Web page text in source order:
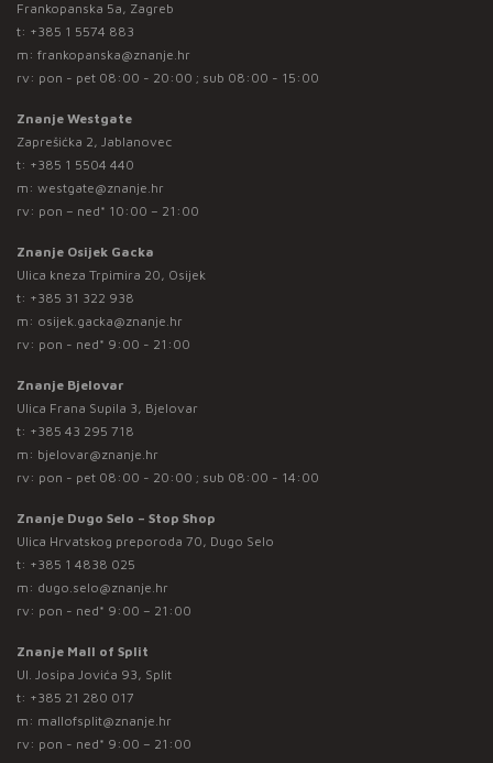
Frankopanska 5a, Zagreb
t: +385 1 5574 883
m: frankopanska@znanje.hr
rv: pon - pet 08:00 - 20:00 ; sub 08:00 - 15:00
Znanje Westgate
Zaprešićka 2, Jablanovec
t: +385 1 5504 440
m: westgate@znanje.hr
rv: pon – ned* 10:00 – 21:00
Znanje Osijek Gacka
Ulica kneza Trpimira 20, Osijek
t: +385 31 322 938
m: osijek.gacka@znanje.hr
rv: pon - ned* 9:00 - 21:00
Znanje Bjelovar
Ulica Frana Supila 3, Bjelovar
t: +385 43 295 718
m: bjelovar@znanje.hr
rv: pon - pet 08:00 - 20:00 ; sub 08:00 - 14:00
Znanje Dugo Selo – Stop Shop
Ulica Hrvatskog preporoda 70, Dugo Selo
t: +385 1 4838 025
m: dugo.selo@znanje.hr
rv: pon - ned* 9:00 – 21:00
Znanje Mall of Split
Ul. Josipa Jovića 93, Split
t: +385 21 280 017
m: mallofsplit@znanje.hr
rv: pon - ned* 9:00 – 21:00